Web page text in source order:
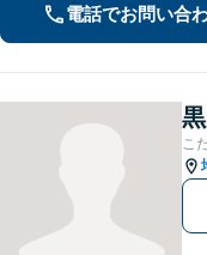
電話でお問い合
こ